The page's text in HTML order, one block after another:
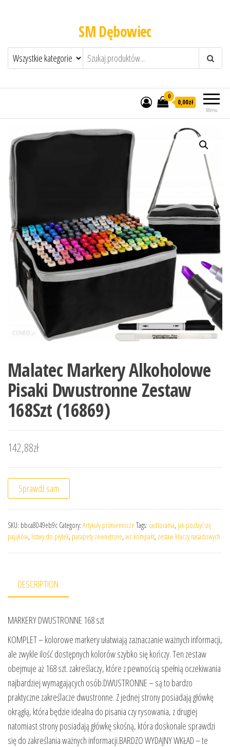
SM Dębowiec
Menu
0
0,00zł
Malatec Markery Alkoholowe
Pisaki Dwustronne Zestaw
168Szt (16869)
142,88zł
Sprawdź sam
SKU: bbca8049eb9c Category: Artykuły piśmiennicze Tags: cadtorama, jak pozbyć się
pająków, listwy do płytek, parapety zewnętrzne, wc kompakt, zestaw kluczy nasadowych
DESCRIPTION
MARKERY DWUSTRONNE 168 szt
KOMPLET – kolorowe markery ułatwiają zaznaczanie ważnych informacji,
ale zwykle ilość dostępnych kolorów szybko się kończy. Ten zestaw
obejmuje aż 168 szt. zakreślaczy, które z pewnością spełnią oczekiwania
najbardziej wymagających osób.DWUSTRONNE – są to bardzo
praktyczne zakreślacze dwustronne. Z jednej strony posiadają główkę
okrągłą, która będzie idealna do pisania czy rysowania, z drugiej
natomiast strony posiadają główkę skośną, która doskonale sprawdzi
się do zakreślania ważnych informacji.BARDZO WYDAJNY WKŁAD – te